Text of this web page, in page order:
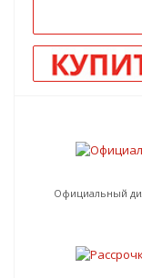
Официальный